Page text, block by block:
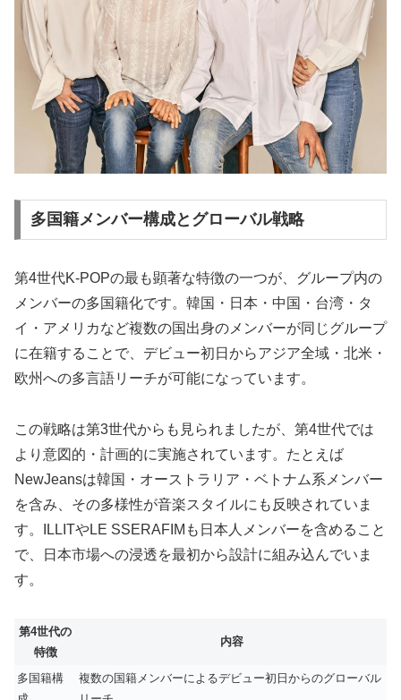
多国籍メンバー構成とグローバル戦略
第4世代K-POPの最も顕著な特徴の一つが、グループ内の
メンバーの多国籍化です。韓国・日本・中国・台湾・タ
イ・アメリカなど複数の国出身のメンバーが同じグループ
に在籍することで、デビュー初日からアジア全域・北米・
欧州への多言語リーチが可能になっています。
この戦略は第3世代からも見られましたが、第4世代では
より意図的・計画的に実施されています。たとえば
NewJeansは韓国・オーストラリア・ベトナム系メンバー
を含み、その多様性が音楽スタイルにも反映されていま
す。ILLITやLE SSERAFIMも日本人メンバーを含めること
で、日本市場への浸透を最初から設計に組み込んでいま
す。
第4世代の
特徴
内容
多国籍構
複数の国籍メンバーによるデビュー初日からのグローバル